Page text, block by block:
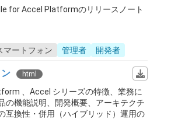
for Accel Platformのリリースノート
マートフォン 管理者 開発者
html
、Accel シリーズの特徴、業務に
の機能説明、開発概要、アーキテクチ
互換性・併用（ハイブリッド）運用の